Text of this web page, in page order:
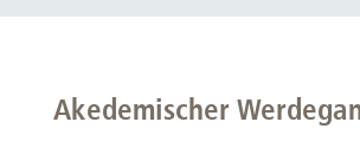
Akedemischer